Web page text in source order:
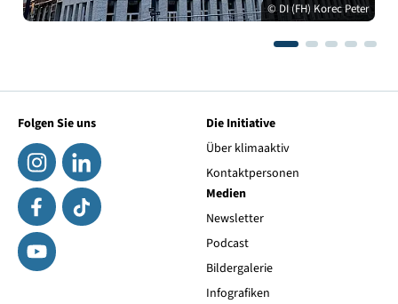
© DI (FH) Korec Peter
Folgen Sie uns
Die Initiative
Über klimaaktiv
Kontaktpersonen
Medien
Newsletter
Podcast
Bildergalerie
Infografiken